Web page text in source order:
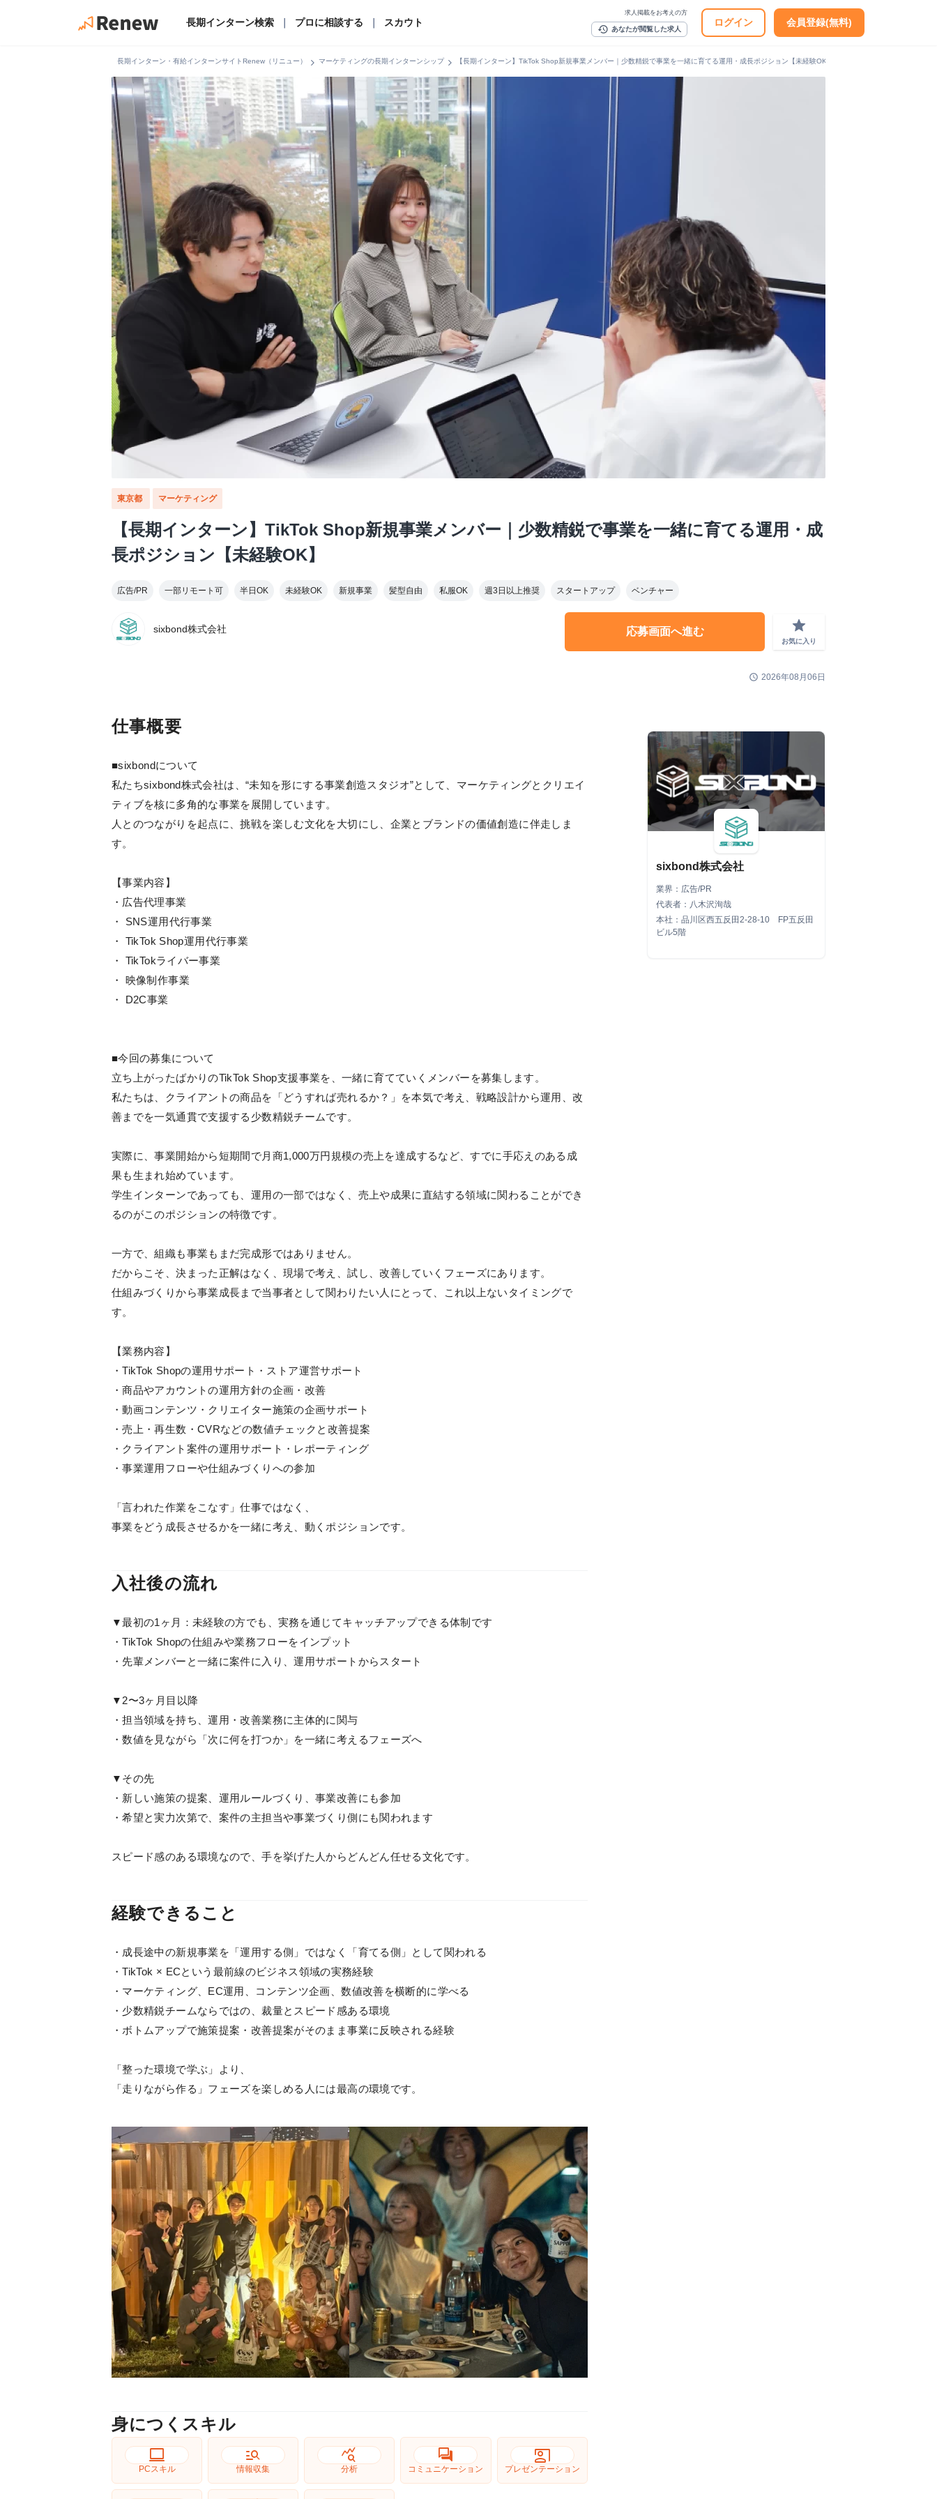
長期インターン検索 プロに相談する スカウト
求人掲載をお考えの方
history あなたが閲覧した求人
ログイン 会員登録(無料)
長期インターン・有給インターンサイトRenew（リニュー） chevron_right マーケティングの長期インターンシップchevron_right 【長期インターン】TikTok Shop新規事業メンバー｜少数精鋭で事業を一緒に育てる運用・成長ポジション【未経験OK】
東京都 マーケティング
【長期インターン】TikTok Shop新規事業メンバー｜少数精鋭で事業を一緒に育てる運用・成
長ポジション【未経験OK】
広告/PR 一部リモート可 半日OK 未経験OK 新規事業 髪型自由 私服OK 週3日以上推奨 スタートアップ ベンチャー
sixbond株式会社 応募画面へ進む grade
お気に入り
schedule 2026年08月06日
仕事概要
■sixbondについて
私たちsixbond株式会社は、“未知を形にする事業創造スタジオ”として、マーケティングとクリエイ
ティブを核に多角的な事業を展開しています。
人とのつながりを起点に、挑戦を楽しむ文化を大切にし、企業とブランドの価値創造に伴走しま
す。
【事業内容】
・広告代理事業
・ SNS運用代行事業
・ TikTok Shop運用代行事業
・ TikTokライバー事業
・ 映像制作事業
・ D2C事業
■今回の募集について
立ち上がったばかりのTikTok Shop支援事業を、一緒に育てていくメンバーを募集します。
私たちは、クライアントの商品を「どうすれば売れるか？」を本気で考え、戦略設計から運用、改
善までを一気通貫で支援する少数精鋭チームです。
実際に、事業開始から短期間で月商1,000万円規模の売上を達成するなど、すでに手応えのある成
果も生まれ始めています。
学生インターンであっても、運用の一部ではなく、売上や成果に直結する領域に関わることができ
るのがこのポジションの特徴です。
一方で、組織も事業もまだ完成形ではありません。
だからこそ、決まった正解はなく、現場で考え、試し、改善していくフェーズにあります。
仕組みづくりから事業成長まで当事者として関わりたい人にとって、これ以上ないタイミングで
す。
【業務内容】
・TikTok Shopの運用サポート・ストア運営サポート
・商品やアカウントの運用方針の企画・改善
・動画コンテンツ・クリエイター施策の企画サポート
・売上・再生数・CVRなどの数値チェックと改善提案
・クライアント案件の運用サポート・レポーティング
・事業運用フローや仕組みづくりへの参加
「言われた作業をこなす」仕事ではなく、
事業をどう成長させるかを一緒に考え、動くポジションです。
入社後の流れ
▼最初の1ヶ月：未経験の方でも、実務を通じてキャッチアップできる体制です
・TikTok Shopの仕組みや業務フローをインプット
・先輩メンバーと一緒に案件に入り、運用サポートからスタート
▼2〜3ヶ月目以降
・担当領域を持ち、運用・改善業務に主体的に関与
・数値を見ながら「次に何を打つか」を一緒に考えるフェーズへ
▼その先
・新しい施策の提案、運用ルールづくり、事業改善にも参加
・希望と実力次第で、案件の主担当や事業づくり側にも関われます
スピード感のある環境なので、手を挙げた人からどんどん任せる文化です。
経験できること
・成長途中の新規事業を「運用する側」ではなく「育てる側」として関われる
・TikTok × ECという最前線のビジネス領域の実務経験
・マーケティング、EC運用、コンテンツ企画、数値改善を横断的に学べる
・少数精鋭チームならではの、裁量とスピード感ある環境
・ボトムアップで施策提案・改善提案がそのまま事業に反映される経験
「整った環境で学ぶ」より、
「走りながら作る」フェーズを楽しめる人には最高の環境です。
身につくスキル
computer
PCスキル
manage_search
情報収集
query_stats
分析
forum
コミュニケーション
co_present
プレゼンテーション
sixbond株式会社
業界：広告/PR
代表者：八木沢洵哉
本社：品川区西五反田2-28-10 FP五反田
ビル5階